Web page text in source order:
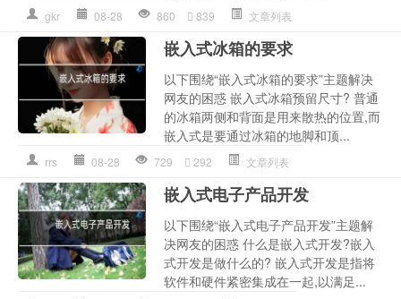
gkr 08-28 860 839 文章列表
嵌入式冰箱的要求
以下围绕“嵌入式冰箱的要求”主题解决
网友的困惑 嵌入式冰箱预留尺寸? 普通
的冰箱两侧和背面是用来散热的位置,而
嵌入式是要通过冰箱的地脚和顶...
rrs 08-28 729 292 文章列表
嵌入式电子产品开发
以下围绕“嵌入式电子产品开发”主题解
决网友的困惑 什么是嵌入式开发?嵌入
式开发是做什么的? 嵌入式开发是指将
软件和硬件紧密集成在一起,以满足...